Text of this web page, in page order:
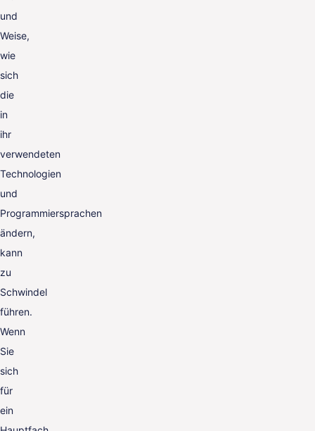
und
Weise,
wie
sich
die
in
ihr
verwendeten
Technologien
und
Programmiersprachen
ändern,
kann
zu
Schwindel
führen.
Wenn
Sie
sich
für
ein